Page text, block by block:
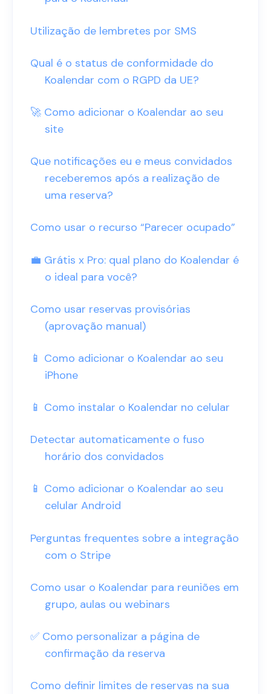
Utilização de lembretes por SMS
Qual é o status de conformidade do
Koalendar com o RGPD da UE?
🚀 Como adicionar o Koalendar ao seu
site
Que notificações eu e meus convidados
receberemos após a realização de
uma reserva?
Como usar o recurso “Parecer ocupado”
💼 Grátis x Pro: qual plano do Koalendar é
o ideal para você?
Como usar reservas provisórias
(aprovação manual)
📱 Como adicionar o Koalendar ao seu
iPhone
📱 Como instalar o Koalendar no celular
Detectar automaticamente o fuso
horário dos convidados
📱 Como adicionar o Koalendar ao seu
celular Android
Perguntas frequentes sobre a integração
com o Stripe
Como usar o Koalendar para reuniões em
grupo, aulas ou webinars
✅ Como personalizar a página de
confirmação da reserva
Como definir limites de reservas na sua